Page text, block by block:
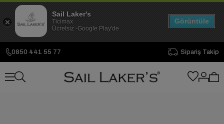
0850 441 55 77 Sipariş Takip
Sail Laker's
Ticimax
Ücretsiz -Google Play'de
Görüntüle